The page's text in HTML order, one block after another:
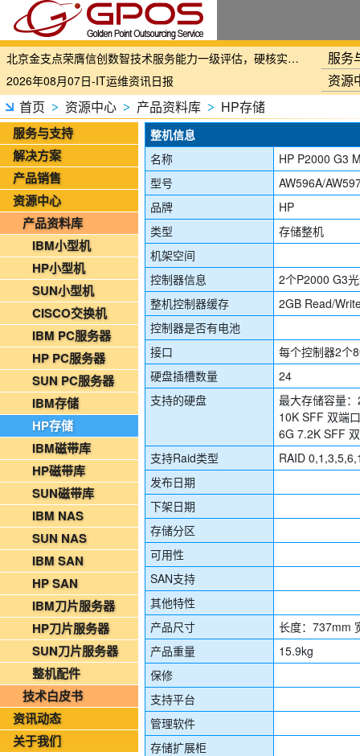
国家铁路局关于印发《“十四五”铁路科技创新规划》的通知
北京金支点荣膺信创数智技术服务能力一级评估，硬核实力护航产业数字化转型
2026年08月07日-IT运维资讯日报
2026年08月07日-铁路智慧运维资讯日报
2026年08月07日-烟草IT运维资讯日报
2026年08月06日-IT运维资讯日报
2026年08月06日-铁路智慧运维资讯日报
2026年08月06日-烟草IT运维资讯日报
2026年08月05日-金支点IT运维资讯日报
2026年08月05日-金支点铁路智慧运维资讯日报
2026年08月05日-金支点烟草IT运维资讯日报
20260804-金支点IT运维资讯日报
20260804-金支点铁路智慧运维资讯日报
20260804-金支点烟草IT运维资讯日报
2026年08月03日-金支点IT运维资讯日报
2026年08月03日-金支点铁路智慧运维资讯日报
国家铁路局关于印发《“十四五”铁路科技创新规划》的通知
北京金支点荣膺信创数智技术服务能力一级评估，硬核实力护航产业数字化转型
2026年08月07日-IT运维资讯日报
2026年08月07日-铁路智慧运维资讯日报
2026年08月07日-烟草IT运维资讯日报
2026年08月06日-IT运维资讯日报
2026年08月06日-铁路智慧运维资讯日报
2026年08月06日-烟草IT运维资讯日报
2026年08月05日-金支点IT运维资讯日报
2026年08月05日-金支点铁路智慧运维资讯日报
2026年08月05日-金支点烟草IT运维资讯日报
20260804-金支点IT运维资讯日报
20260804-金支点铁路智慧运维资讯日报
20260804-金支点烟草IT运维资讯日报
2026年08月03日-金支点IT运维资讯日报
2026年08月03日-金支点铁路智慧运维资讯日报
服务
资源
首页 > 资源中心 > 产品资料库 > HP存储
服务与支持
解决方案
产品销售
资源中心
产品资料库
IBM小型机
HP小型机
SUN小型机
CISCO交换机
IBM PC服务器
HP PC服务器
SUN PC服务器
IBM存储
HP存储
IBM磁带库
HP磁带库
SUN磁带库
IBM NAS
SUN NAS
IBM SAN
HP SAN
IBM刀片服务器
HP刀片服务器
SUN刀片服务器
整机配件
技术白皮书
资讯动态
关于我们
整机信息
名称
HP P2000 G3
型号
AW596A/
品牌
HP
类型
存储整机
机架空间
控制器信息
2个P2000 G3
整机控制器缓存
2GB Read/
控制器是否有电池
接口
每个控制器2个
硬盘插槽数量
24
支持的硬盘
最大存储容量
10K SFF 双端
6G 7.2K SFF
支持Raid类型
RAID
发布日期
下架日期
存储分区
可用性
SAN支持
其他特性
产品尺寸
长度：737mm
产品重量
15.9kg
保修
支持平台
管理软件
存储扩展柜